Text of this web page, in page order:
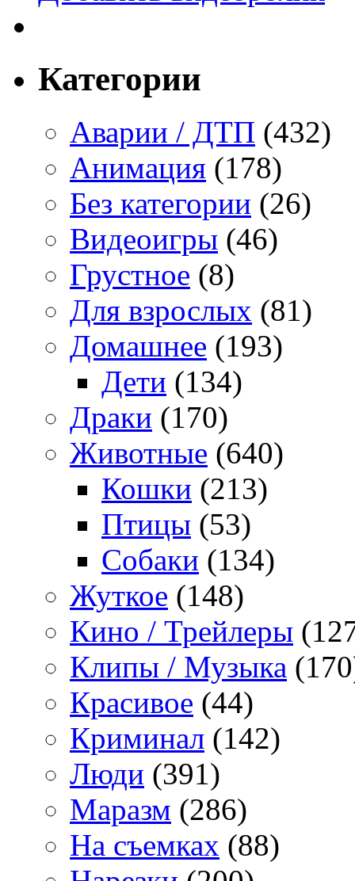
Категории
Аварии / ДТП (432)
Анимация (178)
Без категории (26)
Видеоигры (46)
Грустное (8)
Для взрослых (81)
Домашнее (193)
Дети (134)
Драки (170)
Животные (640)
Кошки (213)
Птицы (53)
Собаки (134)
Жуткое (148)
Кино / Трейлеры
Клипы / Музыка
Красивое (44)
Криминал (142)
Люди (391)
Маразм (286)
На съемках (88)